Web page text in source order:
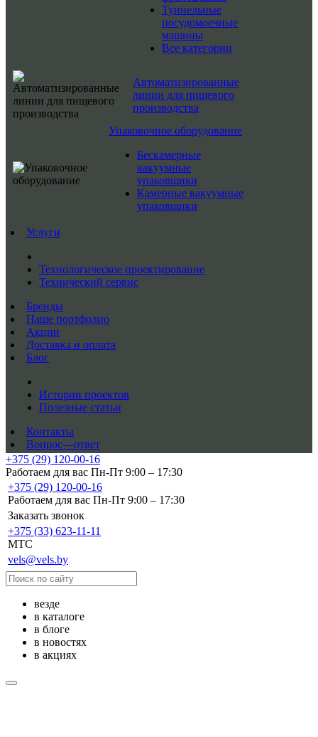
Туннельные
посудомоечные
машины
Все категории
Автоматизированные
линии для пищевого
производства
Упаковочное оборудование
Бескамерные
вакуумные
упаковщики
Камерные вакуумные
упаковщики
Услуги
Технологическое проектирование
Технический сервис
Бренды
Наше портфолио
Акции
Доставка и оплата
Блог
Истории проектов
Полезные статьи
Контакты
Вопрос—ответ
+375 (29) 120-00-16
Работаем для вас Пн-Пт 9:00 – 17:30
+375 (29) 120-00-16
Работаем для вас Пн-Пт 9:00 – 17:30
Заказать звонок
+375 (33) 623-11-11
MTC
vels@vels.by
везде
в каталоге
в блоге
в новостях
в акциях